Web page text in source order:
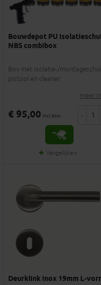
Bouwdepot PU
NBS combibox
Box met isolatie-/
pistool en cleaner
meer
€ 95,00 incl.btw -
Vergelijken
Deurklink inox 19mm L-